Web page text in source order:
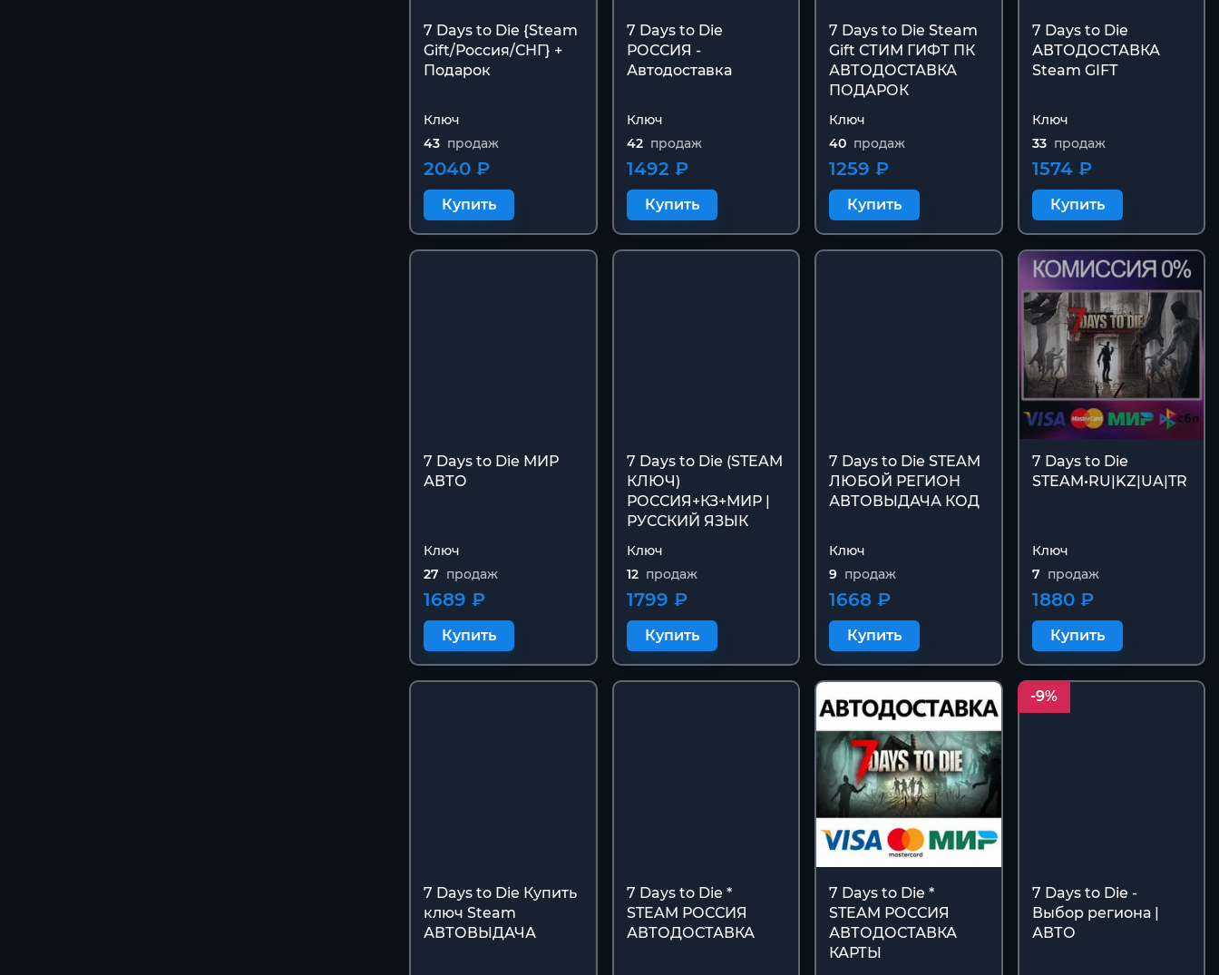
7 Days to Die {Steam
Gift/Россия/СНГ} +
Подарок
Ключ
43 продаж
2040 ₽
Купить
7 Days to Die
РОССИЯ -
Автодоставка
Ключ
42 продаж
1492 ₽
Купить
7 Days to Die Steam
Gift СТИМ ГИФТ ПК
АВТОДОСТАВКА
ПОДАРОК
Ключ
40 продаж
1259 ₽
Купить
7 Days to Die
АВТОДОСТАВКА
Steam GIFT
Ключ
33 продаж
1574 ₽
Купить
7 Days to Die МИР
АВТО
Ключ
27 продаж
1689 ₽
Купить
7 Days to Die (STEAM
КЛЮЧ)
РОССИЯ+КЗ+МИР |
РУССКИЙ ЯЗЫК
Ключ
12 продаж
1799 ₽
Купить
7 Days to Die STEAM
ЛЮБОЙ РЕГИОН
АВТОВЫДАЧА КОД
Ключ
9 продаж
1668 ₽
Купить
7 Days to Die
STEAM•RU|KZ|UA|TR
Ключ
7 продаж
1880 ₽
Купить
7 Days to Die Купить
ключ Steam
АВТОВЫДАЧА
7 Days to Die *
STEAM РОССИЯ
АВТОДОСТАВКА
7 Days to Die *
STEAM РОССИЯ
АВТОДОСТАВКА
КАРТЫ
-9%
7 Days to Die -
Выбор региона |
АВТО